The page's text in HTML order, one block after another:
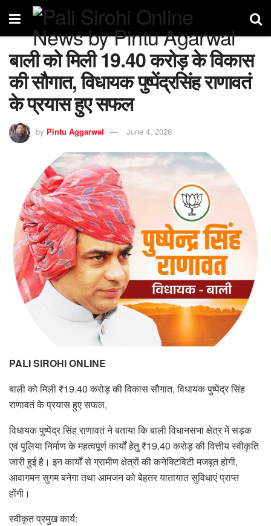
बाली को मिली 19.40 करोड़ के विकास
की सौगात, विधायक पुष्पेंद्रसिंह राणावतं
के प्रयास हुए सफल
by Pintu Aggarwal June 4, 2026
PALI SIROHI ONLINE
बाली को मिली ₹19.40 करोड़ की विकास सौगात, विधायक पुष्पेंद्र सिंह
राणावतं के प्रयास हुए सफल,
विधायक पुष्पेंद्र सिंह राणावतं ने बताया कि बाली विधानसभा क्षेत्र में सड़क
एवं पुलिया निर्माण के महत्वपूर्ण कार्यों हेतु ₹19.40 करोड़ की वित्तीय स्वीकृति
जारी हुई है। इन कार्यों से ग्रामीण क्षेत्रों की कनेक्टिविटी मजबूत होगी,
आवागमन सुगम बनेगा तथा आमजन को बेहतर यातायात सुविधाएं प्राप्त
होंगी।
स्वीकृत प्रमुख कार्य: